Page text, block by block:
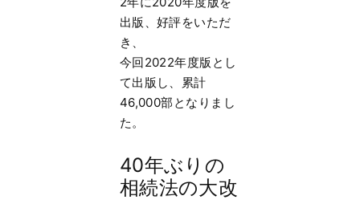
出版、好評をいただ
き、
今回2022年度版とし
て出版し、累計
46,000部となりまし
た。
40年ぶりの
相続法の大改